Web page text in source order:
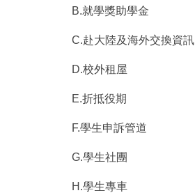
B.就學獎助學金
C.赴大陸及海外交換資訊
D.校外租屋
E.折抵役期
F.學生申訴管道
G.學生社團
H.學生專車